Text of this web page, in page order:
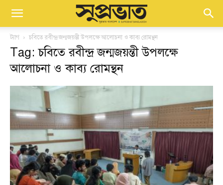
ট্যাগ চবিতে রবীন্দ্র জন্মজয়ন্তী উপলক্ষে আলোচনা ও কাব্য রোমন্থন
Tag: চবিতে রবীন্দ্র জন্মজয়ন্তী উপলক্ষে
আলোচনা ও কাব্য রোমন্থন